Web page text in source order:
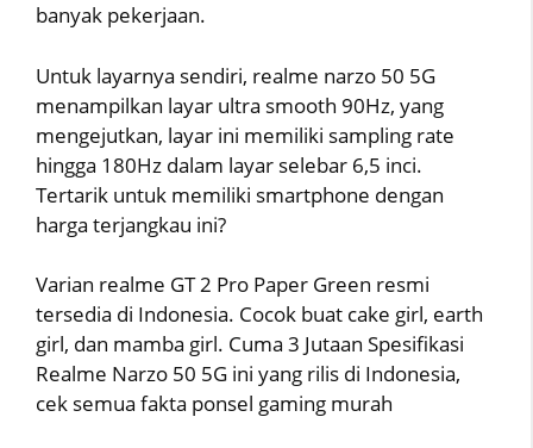
banyak pekerjaan.
Untuk layarnya sendiri, realme narzo 50 5G
menampilkan layar ultra smooth 90Hz, yang
mengejutkan, layar ini memiliki sampling rate
hingga 180Hz dalam layar selebar 6,5 inci.
Tertarik untuk memiliki smartphone dengan
harga terjangkau ini?
Varian realme GT 2 Pro Paper Green resmi
tersedia di Indonesia. Cocok buat cake girl, earth
girl, dan mamba girl. Cuma 3 Jutaan Spesifikasi
Realme Narzo 50 5G ini yang rilis di Indonesia,
cek semua fakta ponsel gaming murah